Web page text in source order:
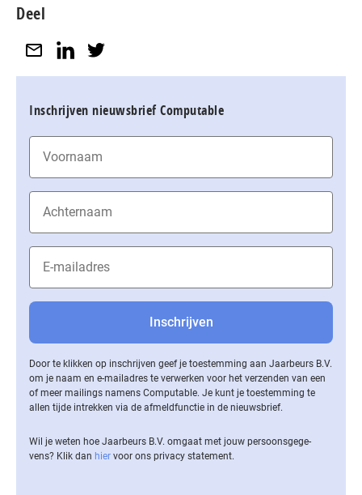
Deel
Inschrijven nieuwsbrief Computable
Door te klikken op inschrijven geef je toestemming aan Jaarbeurs B.V.
om je naam en e-mailadres te verwerken voor het verzenden van een
of meer mailings namens Computable. Je kunt je toestemming te
allen tijde intrekken via de af­meld­func­tie in de nieuwsbrief.
Wil je weten hoe Jaarbeurs B.V. omgaat met jouw per­soons­ge­ge­
vens? Klik dan hier voor ons privacy statement.